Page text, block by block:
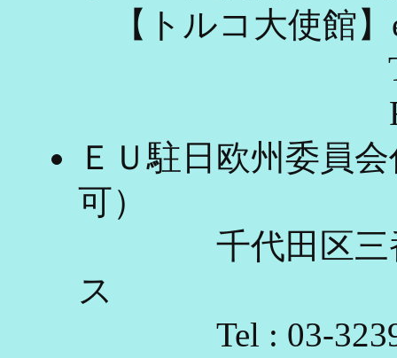
【トルコ大使館】
Tel_: 03-
Fax_: 03-
ＥＵ駐日欧州委員
可）
千代田区三番
ス
Tel : 03-3239-